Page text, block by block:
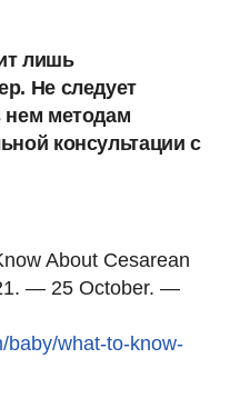
лишь
Не следует
нем методам
консультации с
About Cesarean
— 25 October. —
baby/what-to-know-